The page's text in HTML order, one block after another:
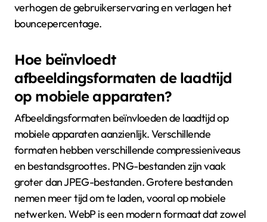
verhogen de gebruikerservaring en verlagen het
bouncepercentage.
Hoe beïnvloedt
afbeeldingsformaten de laadtijd
op mobiele apparaten?
Afbeeldingsformaten beïnvloeden de laadtijd op
mobiele apparaten aanzienlijk. Verschillende
formaten hebben verschillende compressieniveaus
en bestandsgroottes. PNG-bestanden zijn vaak
groter dan JPEG-bestanden. Grotere bestanden
nemen meer tijd om te laden, vooral op mobiele
netwerken. WebP is een modern formaat dat zowel